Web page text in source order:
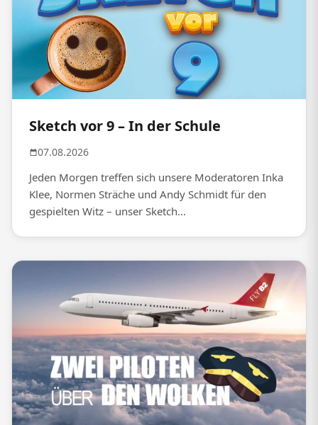
Sketch vor 9 – In der Schule
07.08.2026
Jeden Morgen treffen sich unsere Moderatoren Inka
Klee, Normen Sträche und Andy Schmidt für den
gespielten Witz – unser Sketch...